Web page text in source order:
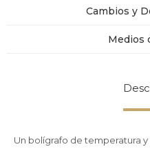
Cambios y
Medios
Un bolígrafo de temperatura